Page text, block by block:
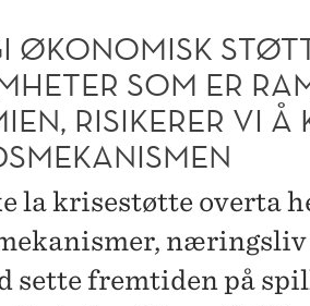
ØKONOMISK
SOM ER
RISIKERER VI Å
la krisestøtte overta
sette fremtiden på